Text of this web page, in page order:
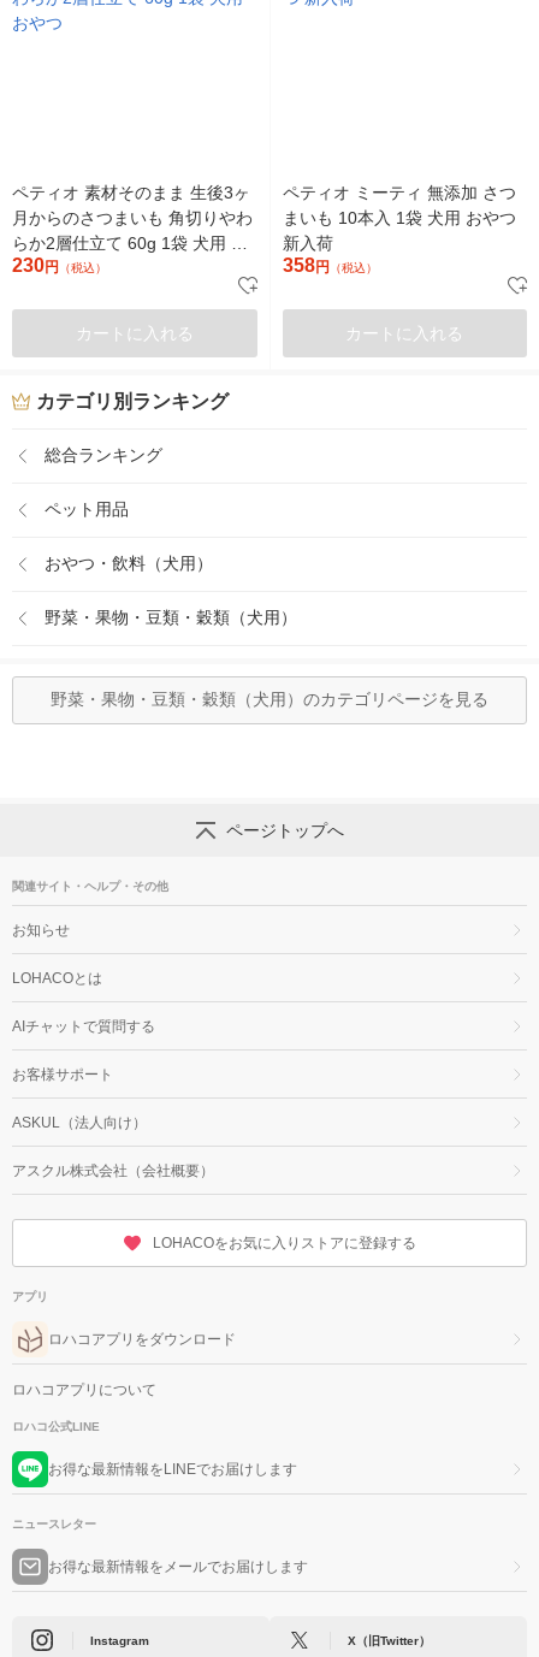
ペティオ 素材そのまま 生後3ヶ
月からのさつまいも 角切りやわ
らか2層仕立て 60g 1袋 犬用 お
やつ
230円 （税込）
カートに入れる
ペティオ ミーティ 無添加 さつ
まいも 10本入 1袋 犬用 おやつ
新入荷
358円 （税込）
カートに入れる
カテゴリ別ランキング
総合ランキング
ペット用品
おやつ・飲料（犬用）
野菜・果物・豆類・穀類（犬用）
野菜・果物・豆類・穀類（犬用）のカテゴリページを見る
ページトップへ
関連サイト・ヘルプ・その他
お知らせ
LOHACOとは
AIチャットで質問する
お客様サポート
ASKUL（法人向け）
アスクル株式会社（会社概要）
LOHACOをお気に入りストアに登録する
アプリ
ロハコアプリをダウンロード
ロハコアプリについて
ロハコ公式LINE
お得な最新情報をLINEでお届けします
ニュースレター
お得な最新情報をメールでお届けします
Instagram X（旧Twitter）